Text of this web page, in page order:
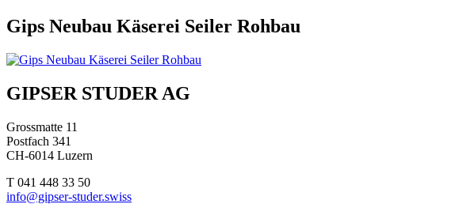
Gips Neubau Käserei Seiler Rohbau
Beitragsnavigation
GIPSER STUDER AG
Grossmatte 11
Postfach 341
CH-6014 Luzern
T 041 448 33 50
info@gipser-studer.swiss